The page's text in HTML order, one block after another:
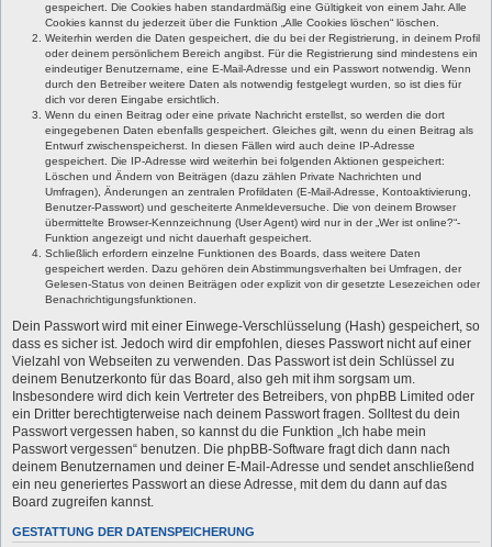
gespeichert. Die Cookies haben standardmäßig eine Gültigkeit von einem Jahr. Alle
Cookies kannst du jederzeit über die Funktion „Alle Cookies löschen“ löschen.
Weiterhin werden die Daten gespeichert, die du bei der Registrierung, in deinem Profil
oder deinem persönlichem Bereich angibst. Für die Registrierung sind mindestens ein
eindeutiger Benutzername, eine E-Mail-Adresse und ein Passwort notwendig. Wenn
durch den Betreiber weitere Daten als notwendig festgelegt wurden, so ist dies für
dich vor deren Eingabe ersichtlich.
Wenn du einen Beitrag oder eine private Nachricht erstellst, so werden die dort
eingegebenen Daten ebenfalls gespeichert. Gleiches gilt, wenn du einen Beitrag als
Entwurf zwischenspeicherst. In diesen Fällen wird auch deine IP-Adresse
gespeichert. Die IP-Adresse wird weiterhin bei folgenden Aktionen gespeichert:
Löschen und Ändern von Beiträgen (dazu zählen Private Nachrichten und
Umfragen), Änderungen an zentralen Profildaten (E-Mail-Adresse, Kontoaktivierung,
Benutzer-Passwort) und gescheiterte Anmeldeversuche. Die von deinem Browser
übermittelte Browser-Kennzeichnung (User Agent) wird nur in der „Wer ist online?“-
Funktion angezeigt und nicht dauerhaft gespeichert.
Schließlich erfordern einzelne Funktionen des Boards, dass weitere Daten
gespeichert werden. Dazu gehören dein Abstimmungsverhalten bei Umfragen, der
Gelesen-Status von deinen Beiträgen oder explizit von dir gesetzte Lesezeichen oder
Benachrichtigungsfunktionen.
Dein Passwort wird mit einer Einwege-Verschlüsselung (Hash) gespeichert, so
dass es sicher ist. Jedoch wird dir empfohlen, dieses Passwort nicht auf einer
Vielzahl von Webseiten zu verwenden. Das Passwort ist dein Schlüssel zu
deinem Benutzerkonto für das Board, also geh mit ihm sorgsam um.
Insbesondere wird dich kein Vertreter des Betreibers, von phpBB Limited oder
ein Dritter berechtigterweise nach deinem Passwort fragen. Solltest du dein
Passwort vergessen haben, so kannst du die Funktion „Ich habe mein
Passwort vergessen“ benutzen. Die phpBB-Software fragt dich dann nach
deinem Benutzernamen und deiner E-Mail-Adresse und sendet anschließend
ein neu generiertes Passwort an diese Adresse, mit dem du dann auf das
Board zugreifen kannst.
GESTATTUNG DER DATENSPEICHERUNG